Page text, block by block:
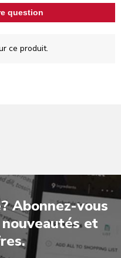
question
ce produit.
Abonnez-vous
et